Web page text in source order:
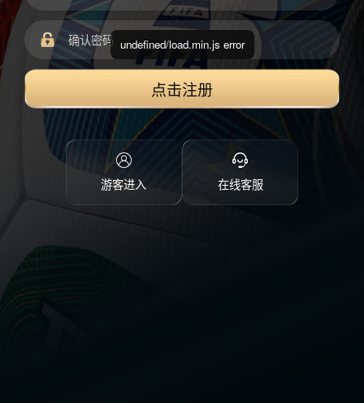
点击注册
游客进入 在线客服
undefined/load.min.js error